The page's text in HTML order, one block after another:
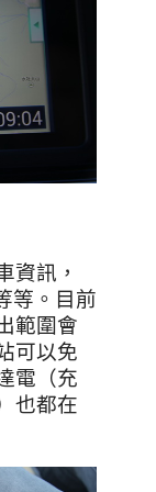
資訊，
等。目前
範圍會
可以免
電（充
也都在